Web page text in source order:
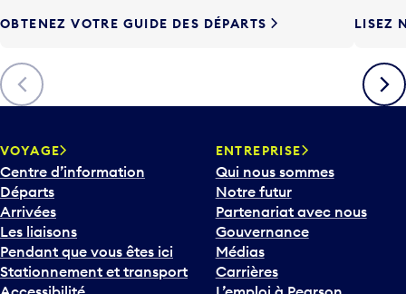
F
è
c
h
v
e
r
s
l
e
b
a
Précédent
OBTENEZ VOTRE GUIDE DES DÉPARTS LISEZ
VOYAGE
Centre d’information
Départs
Arrivées
Les liaisons
Pendant que vous êtes ici
Stationnement et transport
ENTREPRISE
Qui nous sommes
Notre futur
Partenariat avec nous
Gouvernance
Médias
Carrières